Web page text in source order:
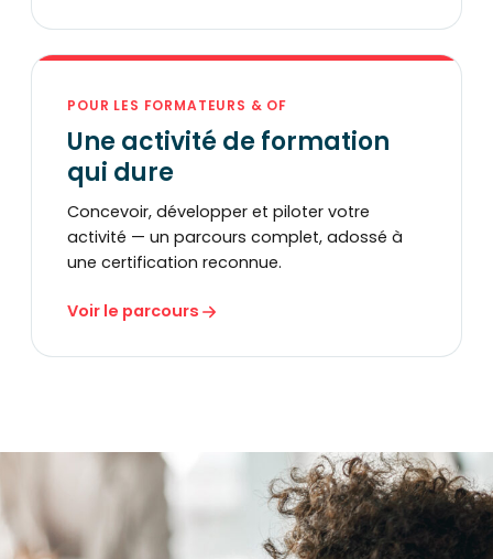
POUR LES FORMATEURS & OF
Une activité de formation
qui dure
Concevoir, développer et piloter votre
activité — un parcours complet, adossé à
une certification reconnue.
Voir le parcours